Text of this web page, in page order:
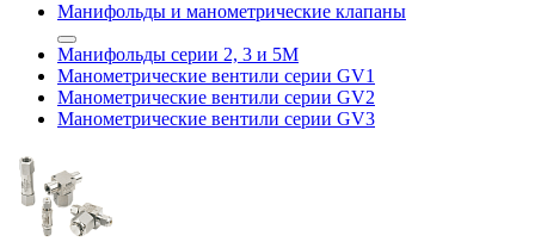
Манифольды и манометрические клапаны
Манифольды серии 2, 3 и 5М
Манометрические вентили серии GV1
Манометрические вентили серии GV2
Манометрические вентили серии GV3